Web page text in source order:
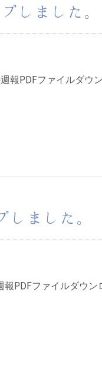
しました。
報PDFファイルダウ
しました。
PDFファイルダウ